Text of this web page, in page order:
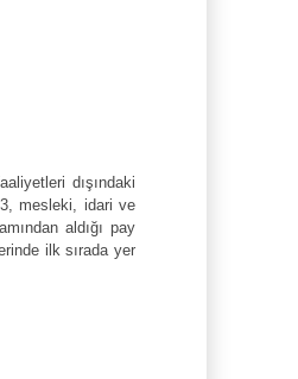
dışındaki
mesleki, idari ve
aldığı pay
ilk sırada yer